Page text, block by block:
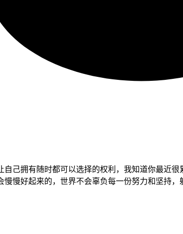
己拥有随时都可以选择的权利，我知道你最近
慢好起来的，世界不会辜负每一份努力和坚持